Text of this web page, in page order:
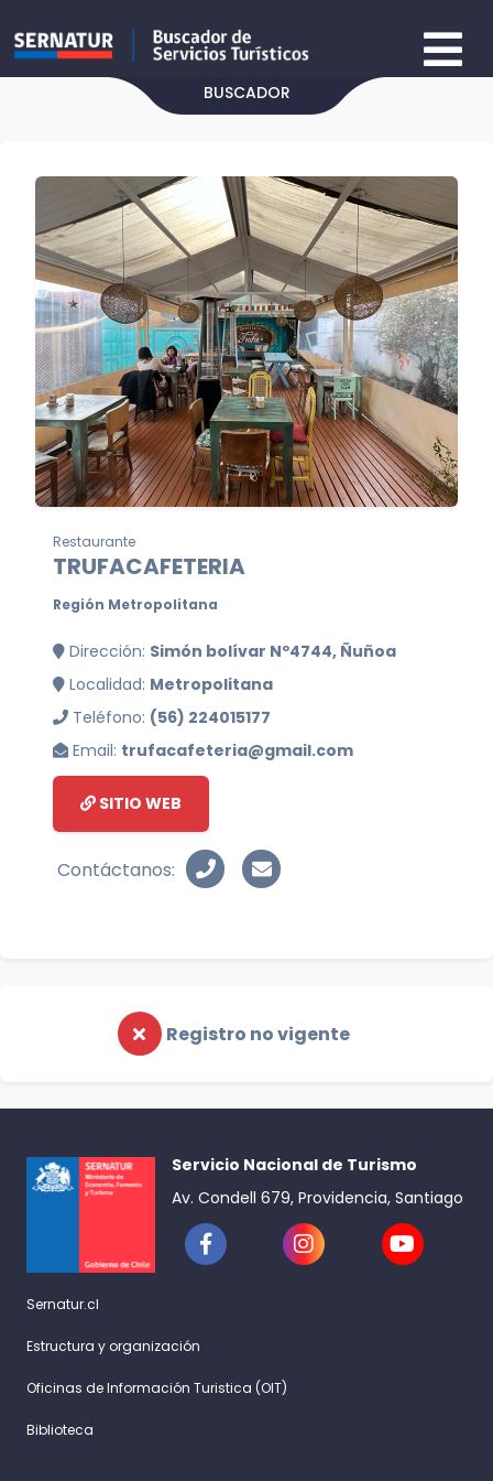
BUSCADOR
Restaurante
TRUFACAFETERIA
Región Metropolitana
Dirección: Simón bolívar Nº4744, Ñuñoa
Localidad: Metropolitana
Teléfono: (56) 224015177
Email: trufacafeteria@gmail.com
SITIO WEB
Contáctanos:
Registro no vigente
Servicio Nacional de Turismo
Av. Condell 679, Providencia, Santiago
Sernatur.cl
Estructura y organización
Oficinas de Información Turistica (OIT)
Biblioteca